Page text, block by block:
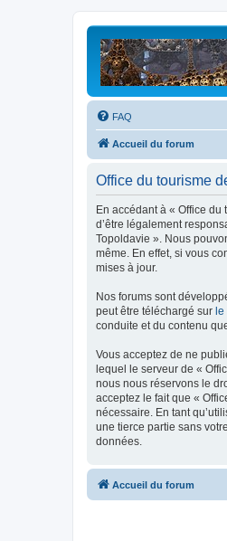
FAQ
Accueil du forum
Office du tourisme
En accédant à « Office
d’être légalement
Topoldavie ». Nous
même. En effet, si vous
mises à jour.
Nos forums sont
peut être téléchargé sur le
conduite et du contenu
Vous acceptez de ne
lequel le serveur de «
nous nous réservons le
acceptez le fait que «
nécessaire. En tant
une tierce partie sans
données.
Accueil du forum